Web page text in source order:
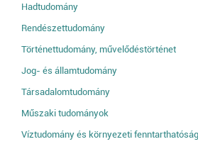
Hadtudomány
Rendészettudomány
Történettudomány, művelődéstörténet
Jog- és államtudomány
Társadalomtudomány
Műszaki tudományok
Víztudomány és környezeti fenntarthatóság